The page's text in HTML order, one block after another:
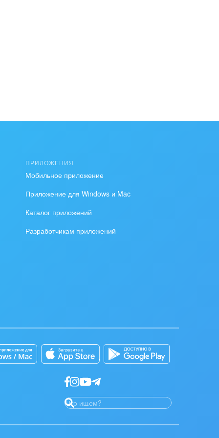
ПРИЛОЖЕНИЯ
Мобильное приложение
Приложение для Windows и Mac
Каталог приложений
Разработчикам приложений